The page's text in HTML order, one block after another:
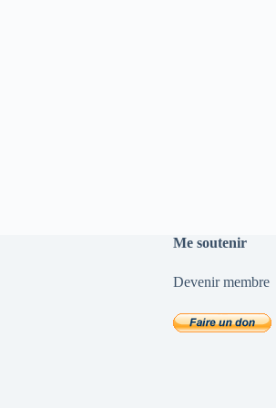
Me soutenir
Devenir membre